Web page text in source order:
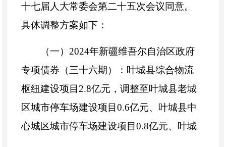
十七届人大常委会第二十五次会议同意。
具体调整方案如下：
（一） 2024年新疆维吾尔自治区政府
专项债券（三十六期）
：叶城县综合物流
枢纽建设项目2.8亿元，调整至叶城县老城
区城市停车场建设项目0.6亿元、叶城县中
心城区城市停车场建设项目0.8亿元、叶城